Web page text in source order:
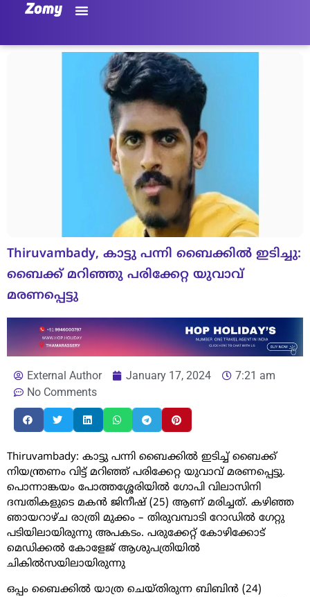
Thiruvambady, കാട്ടു പന്നി ബൈക്കിൽ ഇടിച്ചു:
ബൈക്ക് മറിഞ്ഞു പരിക്കേറ്റ യുവാവ്
മരണപ്പെട്ടു
External Author January 17, 2024
7:21 am
No Comments
Thiruvambady: കാട്ടു പന്നി ബൈക്കിൽ ഇടിച്ച് ബൈക്ക്
നിയന്ത്രണം വിട്ട് മറിഞ്ഞ് പരിക്കേറ്റ യുവാവ് മരണപ്പെട്ടു.
പൊന്നാങ്കയം പോത്തശ്ശേരിയിൽ ഗോപി വിലാസിനി
ദമ്പതികളുടെ മകൻ ജിനീഷ് (25) ആണ് മരിച്ചത്. കഴിഞ്ഞ
ഞായറാഴ്ച രാത്രി മുക്കം – തിരുവമ്പാടി റോഡിൽ ഗേറ്റു
പടിയിലായിരുന്നു അപകടം. പരുക്കേറ്റ് കോഴിക്കോട്
മെഡിക്കൽ കോളേജ് ആശുപത്രിയിൽ
ചികിൽസയിലായിരുന്നു
ഒപ്പം ബൈക്കിൽ യാത്ര ചെയ്തിരുന്ന ബിബിൻ (24)